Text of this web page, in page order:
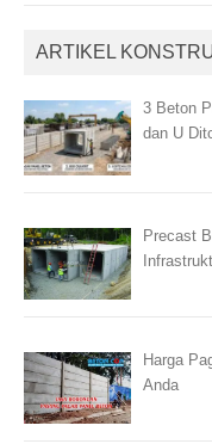
ARTIKEL
3 Beton
dan U
Precast
Harga
Anda